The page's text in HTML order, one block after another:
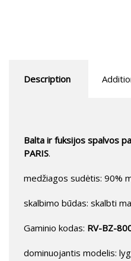
Description
Balta ir fuksijos spalvos
PARIS.
medžiagos sudėtis: 90%
skalbimo būdas: skalbti
Gaminio kodas: RV-BZ-
dominuojantis modelis: